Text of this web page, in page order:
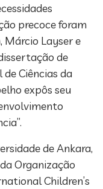
precoce foram
Márcio Layser e
de
Ciências da
expôs seu
de Ankara,
Organização
Children’s